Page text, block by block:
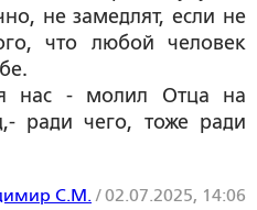
не замедлят, если не
что любой человек
нас - молил Отца на
ради чего, тоже ради
С.М./02.07.2025, 14:06